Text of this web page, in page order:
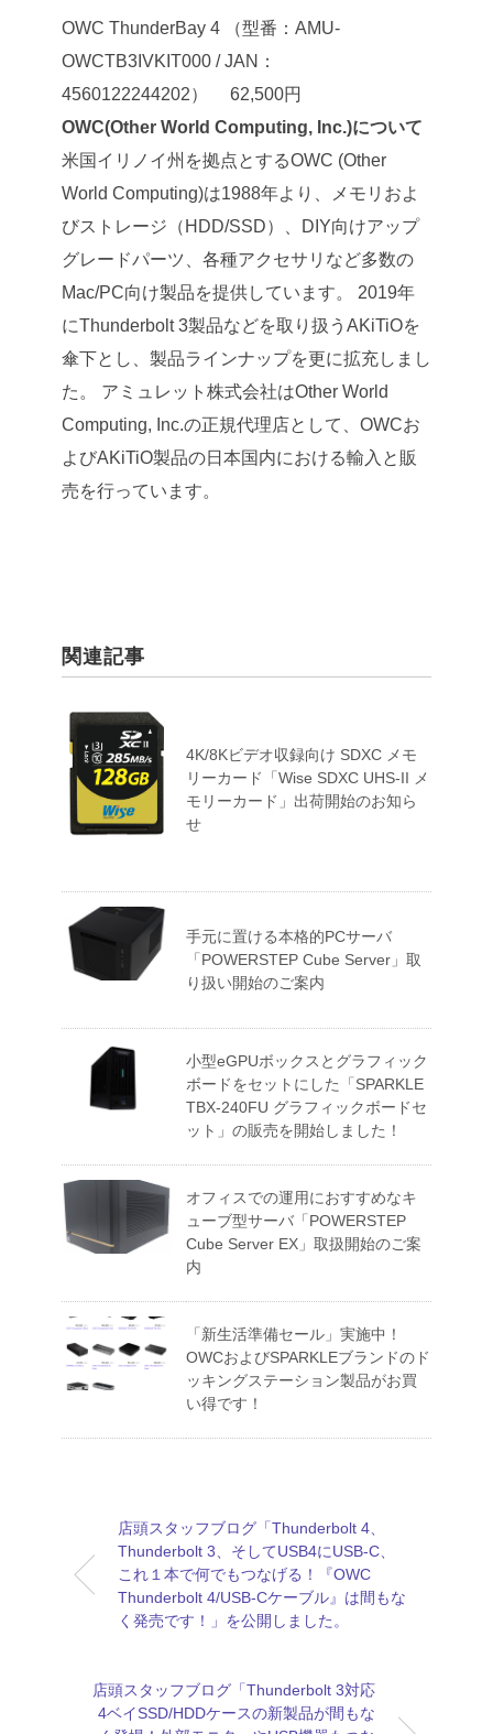
OWC ThunderBay 4 （型番：AMU-
OWCTB3IVKIT000 / JAN：
4560122244202） 62,500円
OWC(Other World Computing, Inc.)について
米国イリノイ州を拠点とするOWC (Other
World Computing)は1988年より、メモリおよ
びストレージ（HDD/SSD）、DIY向けアップ
グレードパーツ、各種アクセサリなど多数の
Mac/PC向け製品を提供しています。
2019年
にThunderbolt 3製品などを取り扱うAKiTiOを
傘下とし、製品ラインナップを更に拡充しまし
た。
アミュレット株式会社はOther World
Computing, Inc.の正規代理店として、OWCお
よびAKiTiO製品の日本国内における輸入と販
売を行っています。
関連記事
4K/8Kビデオ収録向け SDXC メモ
リーカード「Wise SDXC UHS-II メ
モリーカード」出荷開始のお知ら
せ
手元に置ける本格的PCサーバ
「POWERSTEP Cube Server」取
り扱い開始のご案内
小型eGPUボックスとグラフィック
ボードをセットにした「SPARKLE
TBX-240FU グラフィックボードセ
ット」の販売を開始しました！
オフィスでの運用におすすめなキ
ューブ型サーバ「POWERSTEP
Cube Server EX」取扱開始のご案
内
「新生活準備セール」実施中！
OWCおよびSPARKLEブランドのド
ッキングステーション製品がお買
い得です！
店頭スタッフブログ「Thunderbolt 4、
Thunderbolt 3、そしてUSB4にUSB-C、
これ１本で何でもつなげる！『OWC
Thunderbolt 4/USB-Cケーブル』は間もな
く発売です！」を公開しました。
店頭スタッフブログ「Thunderbolt 3対応
4ベイSSD/HDDケースの新製品が間もな